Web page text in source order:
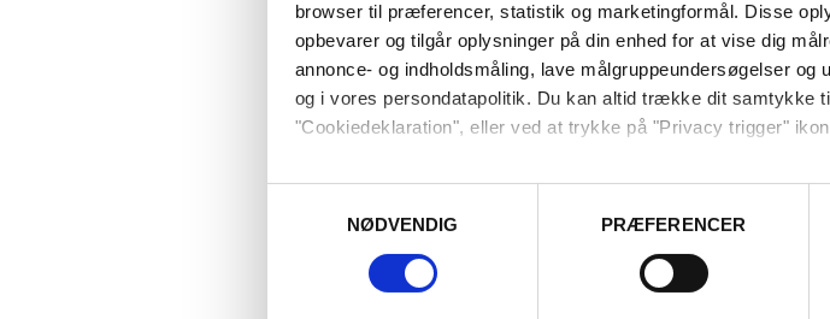
browser til præferencer, statistik og marketingformål. Disse
opbevarer og tilgår oplysninger på din enhed for at vise dig
annonce- og indholdsmåling, lave målgruppeundersøgelser og
og i vores persondatapolitik. Du kan altid trække dit samtykke
"Cookiedeklaration", eller ved at trykke på "Privacy trigger"
Dine valg anvendes på hele websitet.
vores trafik. Vi deler også oplysninger om din brug af vores
NØDVENDIG
PRÆFERENCER